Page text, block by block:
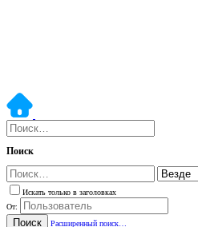
Поиск
Искать только в заголовках
От:
Поиск Расширенный поиск…